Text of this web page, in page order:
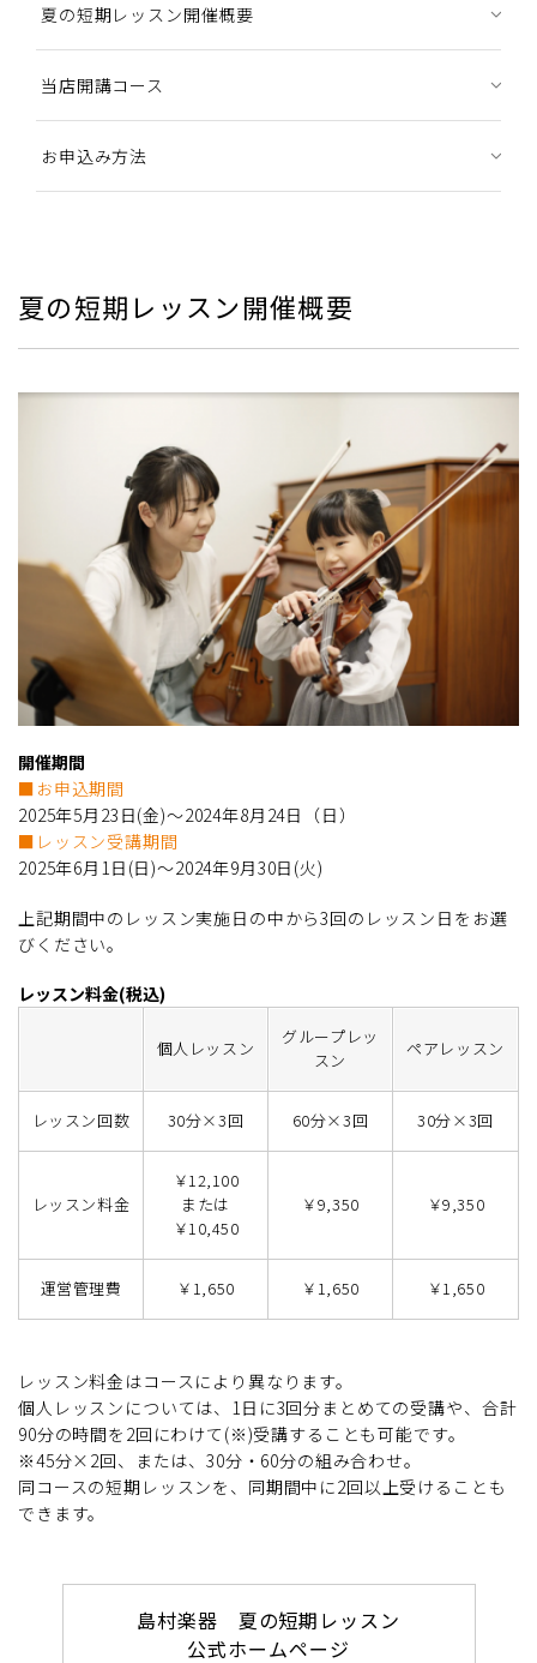
夏の短期レッスン開催概要
当店開講コース
お申込み方法
夏の短期レッスン開催概要
開催期間
■お申込期間
2025年5月23日(金)～2024年8月24日（日）
■レッスン受講期間
2025年6月1日(日)～2024年9月30日(火)
上記期間中のレッスン実施日の中から3回のレッスン日をお選
びください。
レッスン料金(税込)
個人レッスン
グループレッ
スン
ペアレッスン
レッスン回数 30分×3回 60分×3回 30分×3回
レッスン料金
￥12,100
または
￥10,450
￥9,350 ￥9,350
運営管理費 ￥1,650 ￥1,650 ￥1,650
レッスン料金はコースにより異なります。
個人レッスンについては、1日に3回分まとめての受講や、合計
90分の時間を2回にわけて(※)受講することも可能です。
※45分×2回、または、30分・60分の組み合わせ。
同コースの短期レッスンを、同期間中に2回以上受けることも
できます。
島村楽器 夏の短期レッスン
公式ホームページ